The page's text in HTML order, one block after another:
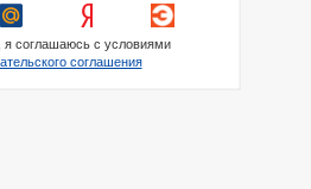
я соглашаюсь с условиями
соглашения